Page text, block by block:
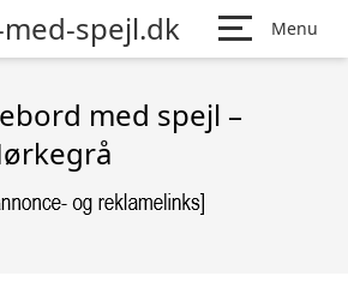
spejl.dk Menu
med spejl –